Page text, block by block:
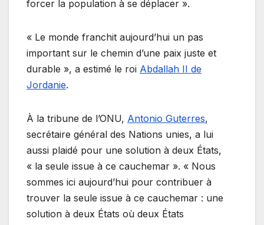
forcer la population à se déplacer ».
« Le monde franchit aujourd’hui un pas
important sur le chemin d’une paix juste et
durable », a estimé le roi Abdallah II de
Jordanie.
À la tribune de l’ONU, Antonio Guterres,
secrétaire général des Nations unies, a lui
aussi plaidé pour une solution à deux États,
« la seule issue à ce cauchemar ». « Nous
sommes ici aujourd’hui pour contribuer à
trouver la seule issue à ce cauchemar : une
solution à deux États où deux États